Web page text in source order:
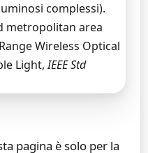
complessi).
metropolitan area
Wireless Optical
Light,IEEE Std
pagina è solo per la